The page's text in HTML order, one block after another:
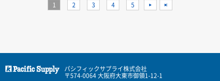
1 2 3 4 5
パシフィックサプライ株式会社
〒574-0064 大阪府大東市御領1-12-1